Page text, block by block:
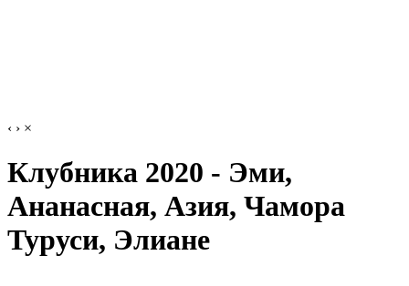
‹ › ×
Клубника 2020 - Эми,
Ананасная, Азия, Чамора
Туруси, Элиане